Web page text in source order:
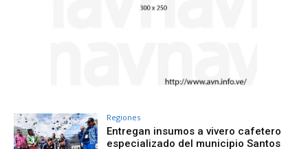
Regiones
Entregan insumos a vivero cafetero
especializado del municipio Santos